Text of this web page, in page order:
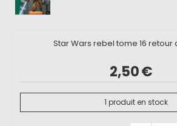
Star Wars rebel tome 16 retour
2,50€
1 produit en stock